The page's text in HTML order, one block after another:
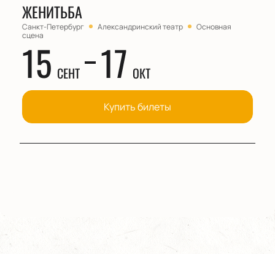
ЖЕНИТЬБА
Санкт-Петербург Александринский театр
Основная
сцена
15 СЕНТ 17 ОКТ
Купить билеты